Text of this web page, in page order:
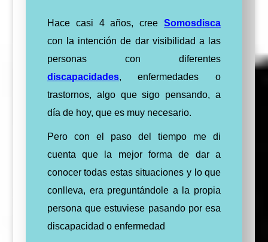
Hace casi 4 años, creeSomosdisca
con la intención de dar visibilidad a las
personas con diferentes
discapacidades, enfermedades o
trastornos, algo que sigo pensando, a
día de hoy, que es muy necesario.
Pero con el paso del tiempo me di
cuenta que la mejor forma de dar a
conocer todas estas situaciones y lo que
conlleva, era preguntándole a la propia
persona que estuviese pasando por esa
discapacidad o enfermedad